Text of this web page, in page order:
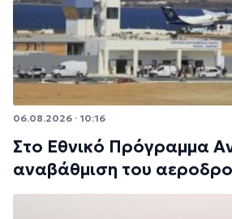
06.08.2026 · 10:16
Στο Εθνικό Πρόγραμμα
αναβάθμιση του